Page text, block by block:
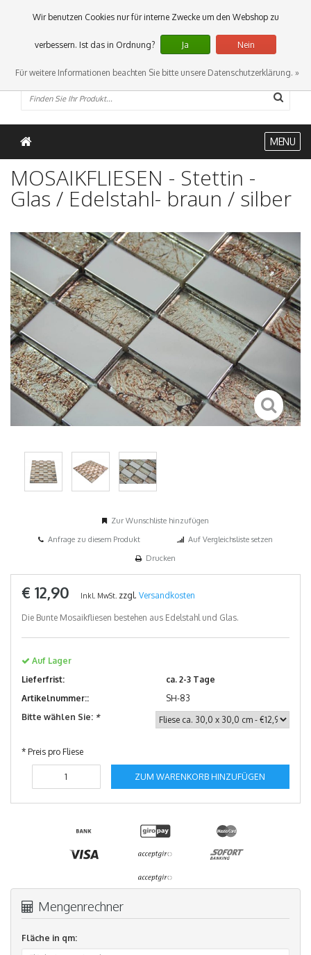
0 Artikel
MENU
MOSAIKFLIESEN - Stettin -
Glas / Edelstahl- braun / silber
Zur Wunschliste hinzufügen
Anfrage zu diesem Produkt
Auf Vergleichsliste setzen
Drucken
€ 12,90 Inkl. MwSt. zzgl. Versandkosten
Die Bunte Mosaikfliesen bestehen aus Edelstahl und Glas.
Auf Lager
Lieferfrist:
ca. 2-3 Tage
Artikelnummer::
SH-83
Bitte wählen Sie: *
* Preis pro Fliese
ZUM WARENKORB HINZUFÜGEN
Mengenrechner
Fläche in qm:
Wir benutzen Cookies nur für interne Zwecke um den Webshop zu
verbessern. Ist das in Ordnung? Ja Nein
Für weitere Informationen beachten Sie bitte unsere Datenschutzerklärung. »